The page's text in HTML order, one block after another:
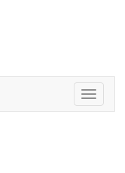
Toggle